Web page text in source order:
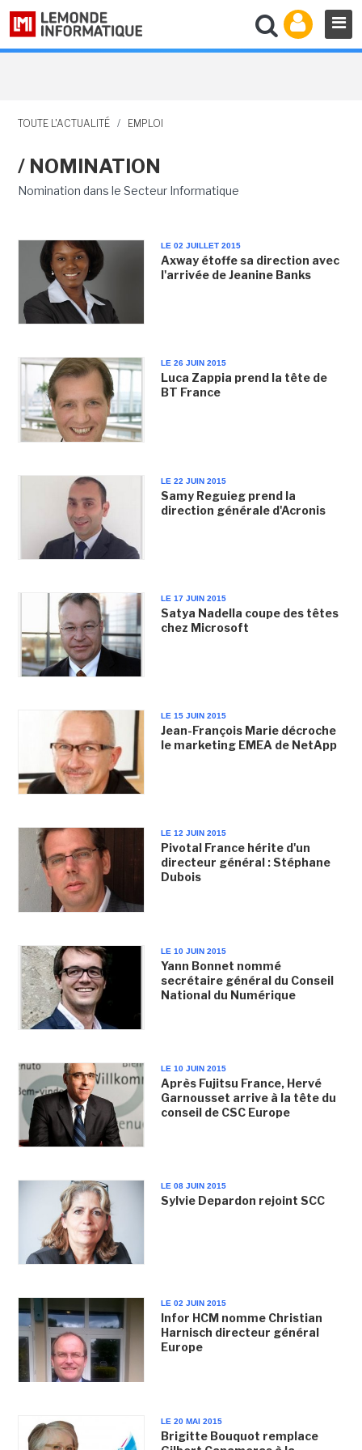
TOUTE L'ACTUALITÉ / EMPLOI
/ NOMINATION
Nomination dans le Secteur Informatique
LE 02 JUILLET 2015
Axway étoffe sa direction avec
l'arrivée de Jeanine Banks
LE 26 JUIN 2015
Luca Zappia prend la tête de
BT France
LE 22 JUIN 2015
Samy Reguieg prend la
direction générale d'Acronis
LE 17 JUIN 2015
Satya Nadella coupe des têtes
chez Microsoft
LE 15 JUIN 2015
Jean-François Marie décroche
le marketing EMEA de NetApp
LE 12 JUIN 2015
Pivotal France hérite d'un
directeur général : Stéphane
Dubois
LE 10 JUIN 2015
Yann Bonnet nommé
secrétaire général du Conseil
National du Numérique
LE 10 JUIN 2015
Après Fujitsu France, Hervé
Garnousset arrive à la tête du
conseil de CSC Europe
LE 08 JUIN 2015
Sylvie Depardon rejoint SCC
LE 02 JUIN 2015
Infor HCM nomme Christian
Harnisch directeur général
Europe
LE 20 MAI 2015
Brigitte Bouquot remplace